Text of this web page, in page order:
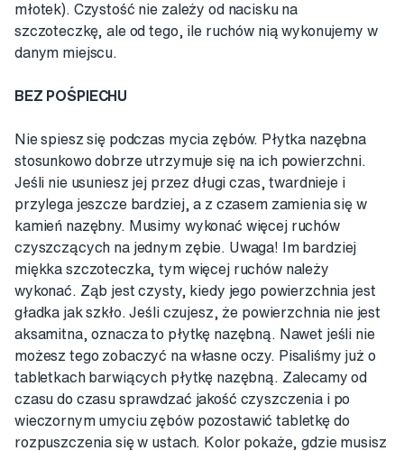
młotek). Czystość nie zależy od nacisku na
szczoteczkę, ale od tego, ile ruchów nią wykonujemy w
danym miejscu.
BEZ POŚPIECHU
Nie spiesz się podczas mycia zębów. Płytka nazębna
stosunkowo dobrze utrzymuje się na ich powierzchni.
Jeśli nie usuniesz jej przez długi czas, twardnieje i
przylega jeszcze bardziej, a z czasem zamienia się w
kamień nazębny. Musimy wykonać więcej ruchów
czyszczących na jednym zębie. Uwaga! Im bardziej
miękka szczoteczka, tym więcej ruchów należy
wykonać. Ząb jest czysty, kiedy jego powierzchnia jest
gładka jak szkło. Jeśli czujesz, że powierzchnia nie jest
aksamitna, oznacza to płytkę nazębną. Nawet jeśli nie
możesz tego zobaczyć na własne oczy. Pisaliśmy już o
tabletkach barwiących płytkę nazębną. Zalecamy od
czasu do czasu sprawdzać jakość czyszczenia i po
wieczornym umyciu zębów pozostawić tabletkę do
rozpuszczenia się w ustach. Kolor pokaże, gdzie musisz